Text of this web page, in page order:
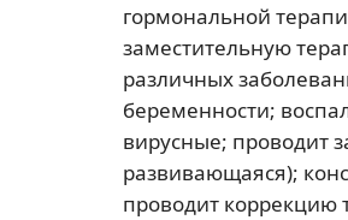
гормональной
заместительную
различных
беременности;
вирусные; проводит
развивающаяся);
проводит коррекцию